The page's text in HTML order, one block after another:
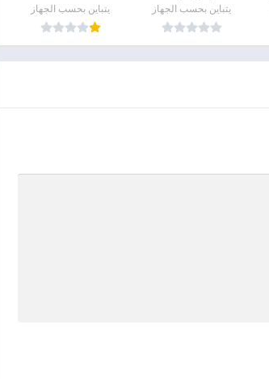
يتباين بحسب الجهاز يتباين بحسب الجهاز